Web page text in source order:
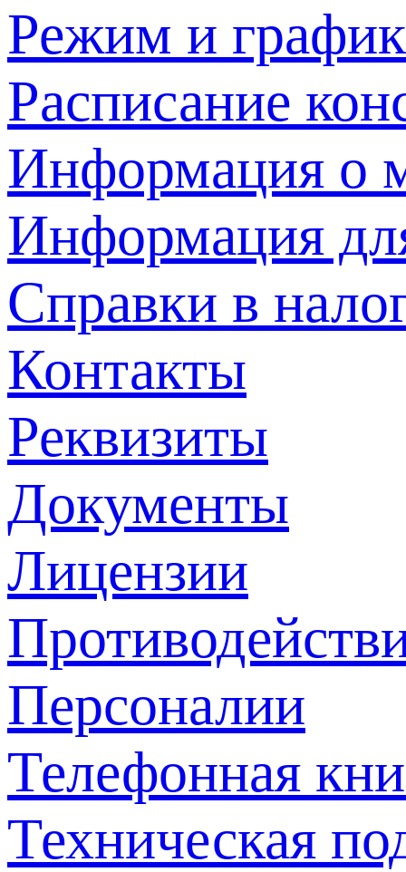
Режим и
Расписание
Информация о
Информация
Справки в
Контакты
Реквизиты
Документы
Лицензии
Персоналии
Телефонная
Техническая